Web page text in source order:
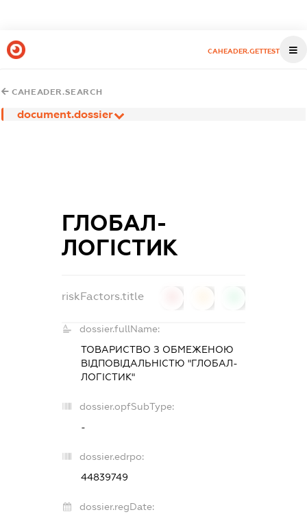
CAHEADER.GETTEST
CAHEADER.SEARCH
document.dossier
ГЛОБАЛ-
ЛОГІСТИК
riskFactors.title
dossier.fullName:
ТОВАРИСТВО З ОБМЕЖЕНОЮ
ВІДПОВІДАЛЬНІСТЮ "ГЛОБАЛ-
ЛОГІСТИК"
dossier.opfSubType:
-
dossier.edrpo:
44839749
dossier.regDate: